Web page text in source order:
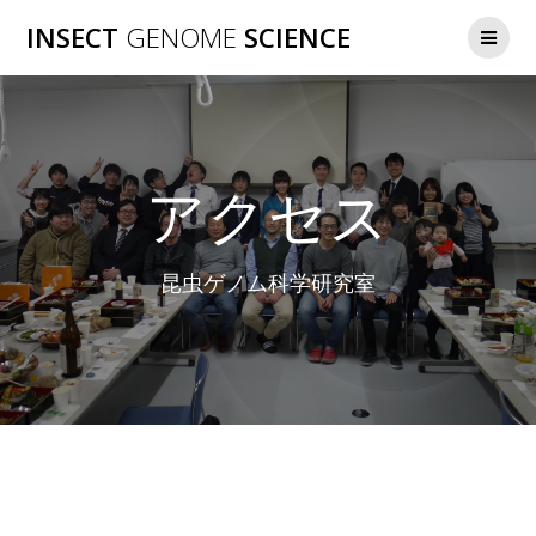
ン
ン
キ
ッ
プ
INSECT GENOME SCIENCE
アクセス
昆虫ゲノム科学研究室